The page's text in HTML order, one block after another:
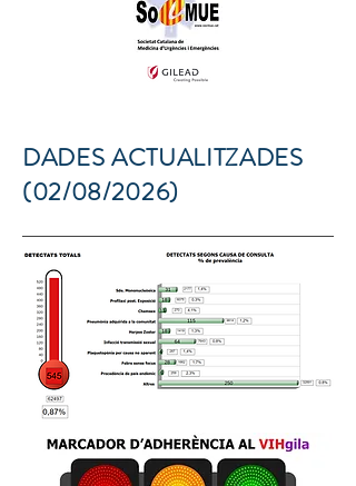
DADES ACTUALITZADES
(02/08/2026)